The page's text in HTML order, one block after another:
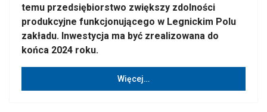
temu przedsiębiorstwo zwiększy zdolności
produkcyjne funkcjonującego w Legnickim Polu
zakładu. Inwestycja ma być zrealizowana do
końca 2024 roku.
Więcej…